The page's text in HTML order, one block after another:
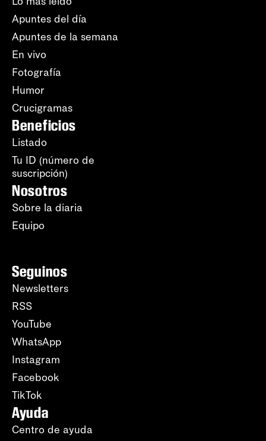
Apuntes del día
Apuntes de la semana
En vivo
Fotografía
Humor
Crucigramas
Beneficios
Listado
Tu ID (número de
suscripción)
Nosotros
Sobre la diaria
Equipo
Seguinos
Newsletters
RSS
YouTube
WhatsApp
Instagram
Facebook
TikTok
Ayuda
Centro de ayuda